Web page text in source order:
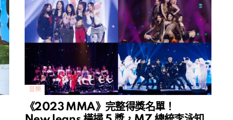
音樂
《2023 MMA》完整得獎名單！